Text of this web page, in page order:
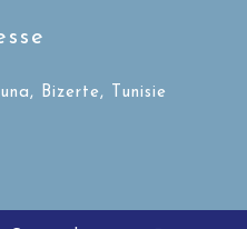
Bizerte, Tunisie